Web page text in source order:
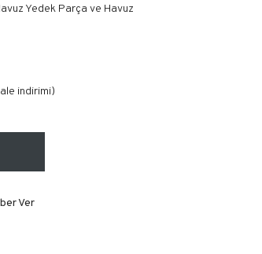
Yedek Parça ve Havuz
indirimi)
Ver